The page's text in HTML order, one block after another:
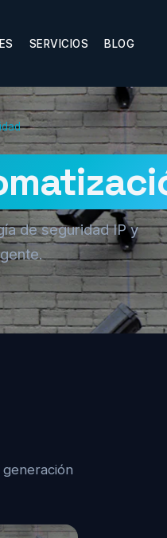
SERVICIOS BLOG
de seguridad IP y